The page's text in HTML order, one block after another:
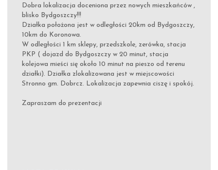
Dobra lokalizacja doceniona przez nowych mieszkańców ,
blisko Bydgoszczy!!!
Działka położona jest w odległości 20km od Bydgoszczy,
10km do Koronowa.
W odległości 1 km sklepy, przedszkole, zerówka, stacja
PKP ( dojazd do Bydgoszczy w 20 minut, stacja
kolejowa mieści się około 10 minut na pieszo od terenu
działki). Działka zlokalizowana jest w miejscowości
Stronno gm. Dobrcz. Lokalizacja zapewnia ciszę i spokój.
Zapraszam do prezentacji